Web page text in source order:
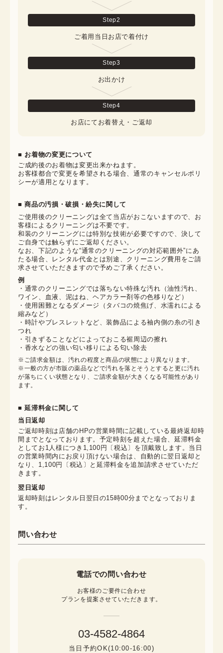
Step2
ご着用当日お店で着付け
Step3
お出かけ
Step4
お店にてお着替え・ご返却
■ お着物の変更について
ご成約後のお着物は変更出来かねます。
お客様都合で変更を希望される場合、通常のキャンセルポリ
シーが適用となります。
■ 商品の汚損・破損・紛失に関して
ご使用後のクリーニングは全て当店がおこないますので、お
客様によるクリーニングは不要です。
和装のクリーニングには特別な技術が必要ですので、決して
ご自身では触らずにご返却ください。
なお、下記のような“通常のクリーニングの対応範囲外”にあ
たる場合、レンタル代金とは別途、クリーニング費用をご請
求させていただきますので予めご了承ください。
例
・通常のクリーニングでは落ちない特殊な汚れ（油性汚れ、
ワイン、血液、泥はね、ヘアカラー剤等の色移りなど）
・使用困難となるダメージ（タバコの焼焦げ、水濡れによる
縮みなど）
・時計やブレスレットなど、装飾品による袖内側の糸の引き
つれ
・引きずることなどによっておこる裾周辺の擦れ
・香水などの強い匂い移りによる匂い除去
※ご請求金額は、汚れの程度と商品の状態により異なります。
※一般の方が市販の薬品などで汚れを落とそうとすると更に汚れ
が落ちにくい状態となり、ご請求金額が大きくなる可能性があり
ます。
■ 延滞料金に関して
当日返却
ご返却時刻は店舗のHPの営業時間に記載している最終返却時
間までとなっております。予定時刻を超えた場合、延滞料金
としてお1人様につき1,100円〔税込〕を頂戴致します。当日
の営業時間内にお戻り頂けない場合は、自動的に翌日返却と
なり、1,100円〔税込〕と延滞料金を追加請求させていただ
きます。
翌日返却
返却時刻はレンタル日翌日の15時00分までとなっておりま
す。
問い合わせ
電話での問い合わせ
お客様のご要件に合わせ
プランを提案させていただきます。
03-4582-4864
当日予約OK(10:00-16:00)